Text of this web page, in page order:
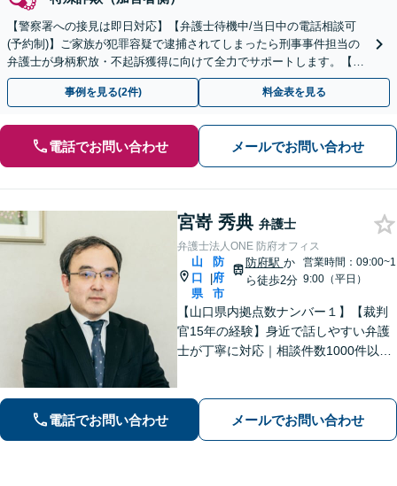
【警察署への接見は即日対応】【弁護士待機中/当日中の電話相談可
(予約制)】ご家族が犯罪容疑で逮捕されてしまったら刑事事件担当の
弁護士が身柄釈放・不起訴獲得に向けて全力でサポートします。【毎
月100名以上の相談実績】【全国対応】
事例を見る(2件) 料金表を見る
電話でお問い合わせ メールでお問い合わせ
宮嵜 秀典 弁護士
弁護士法人ONE 防府オフィス
山
口
県
|
防
府
市
防府駅 か
ら徒歩2分
営業時間：09:00~1
9:00（平日）
【山口県内拠点数ナンバー１】【裁判
官15年の経験】身近で話しやすい弁護
士が丁寧に対応｜相談件数1000件以上
心してお任せください。【夜間対応】
電話でお問い合わせ メールでお問い合わせ